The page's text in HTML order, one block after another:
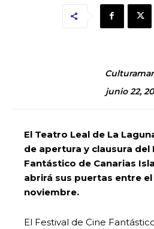
junio 22,
El Teatro Leal de La
de apertura y clausura del
Fantástico de Canarias
abrirá sus puertas entre el
noviembre.
El Festival de Cine